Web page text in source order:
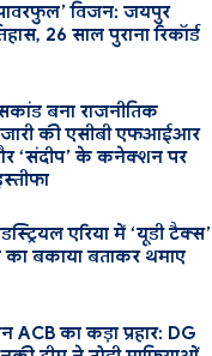
विजन: जयपुर
26 साल पुराना रिकॉर्ड
बना राजनीतिक
जारी की एसीबी एफआईआर
‘संदीप’ के कनेक्शन पर
एरिया में ‘यूडी टैक्स’
का बकाया बताकर थमाए
ACB का कड़ा प्रहार: DG